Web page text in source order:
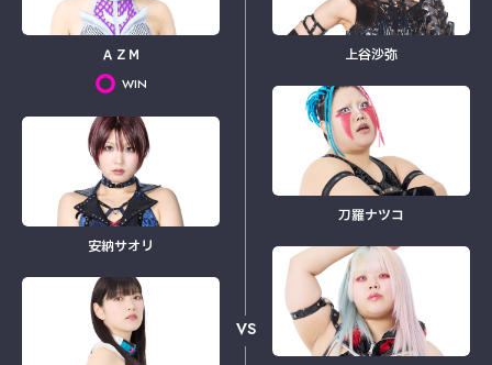
ＡＺＭ
WIN
安納サオリ
VS
上谷沙弥
刀羅ナツコ